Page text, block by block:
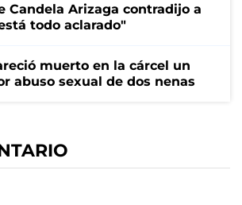
Candela Arizaga contradijo a
todo aclarado"
muerto en la cárcel un
abuso sexual de dos nenas